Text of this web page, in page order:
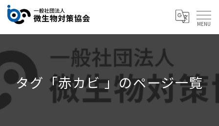
タグ「赤カビ 」のページ一覧